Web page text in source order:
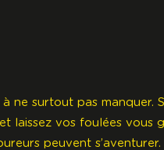
ne surtout pas manquer.
laissez vos foulées vous
peuvent s’aventurer.